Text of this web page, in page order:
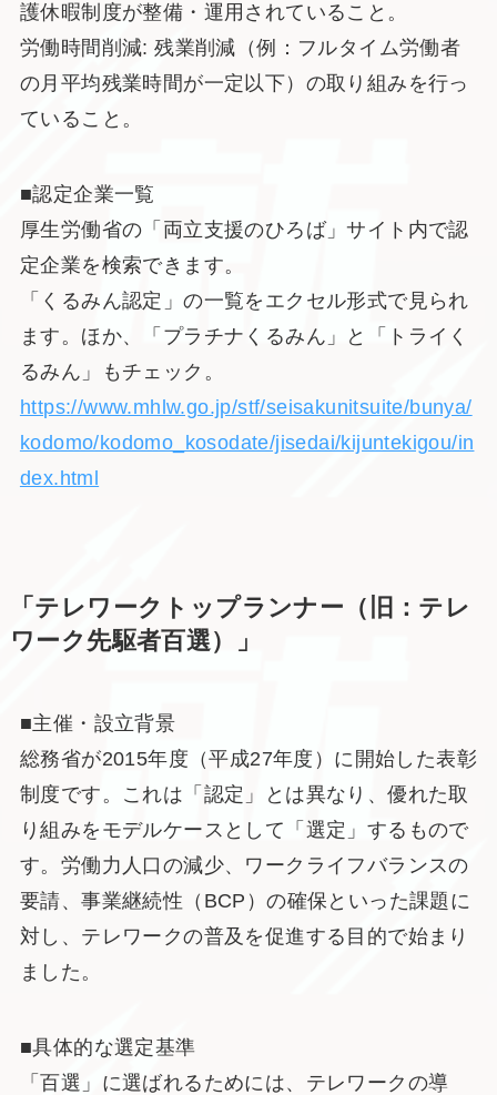
護休暇制度が整備・運用されていること。
労働時間削減: 残業削減（例：フルタイム労働者
の月平均残業時間が一定以下）の取り組みを行っ
ていること。
■認定企業一覧
厚生労働省の「両立支援のひろば」サイト内で認
定企業を検索できます。
「くるみん認定」の一覧をエクセル形式で見られ
ます。ほか、「プラチナくるみん」と「トライく
るみん」もチェック。
https://www.mhlw.go.jp/stf/seisakunitsuite/bunya/
kodomo/kodomo_kosodate/jisedai/kijuntekigou/in
dex.html
「テレワークトップランナー（旧：テレ
ワーク先駆者百選）」
■主催・設立背景
総務省が2015年度（平成27年度）に開始した表彰
制度です。これは「認定」とは異なり、優れた取
り組みをモデルケースとして「選定」するもので
す。労働力人口の減少、ワークライフバランスの
要請、事業継続性（BCP）の確保といった課題に
対し、テレワークの普及を促進する目的で始まり
ました。
■具体的な選定基準
「百選」に選ばれるためには、テレワークの導